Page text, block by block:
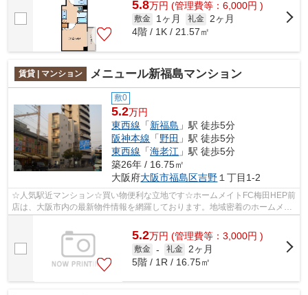
5.8万円 (管理費等：6,000円 )
敷金 1ヶ月 礼金 2ヶ月
4階 / 1K / 21.57㎡
賃貸 | マンション メニュール新福島マンション
敷0
5.2万円
東西線 「新福島 」駅 徒歩5分
阪神本線 「野田 」駅 徒歩5分
東西線 「海老江 」駅 徒歩5分
築26年 / 16.75㎡
大阪府大阪市福島区吉野 １丁目1-2
☆人気駅近マンション☆買い物便利な立地です☆ホームメイトFC梅田HEP前
店は、大阪市内の最新物件情報を網羅しております。地域密着のホームメイ
5.2万円 (管理費等：3,000円 )
敷金 - 礼金
2ヶ月
5階 / 1R / 16.75㎡